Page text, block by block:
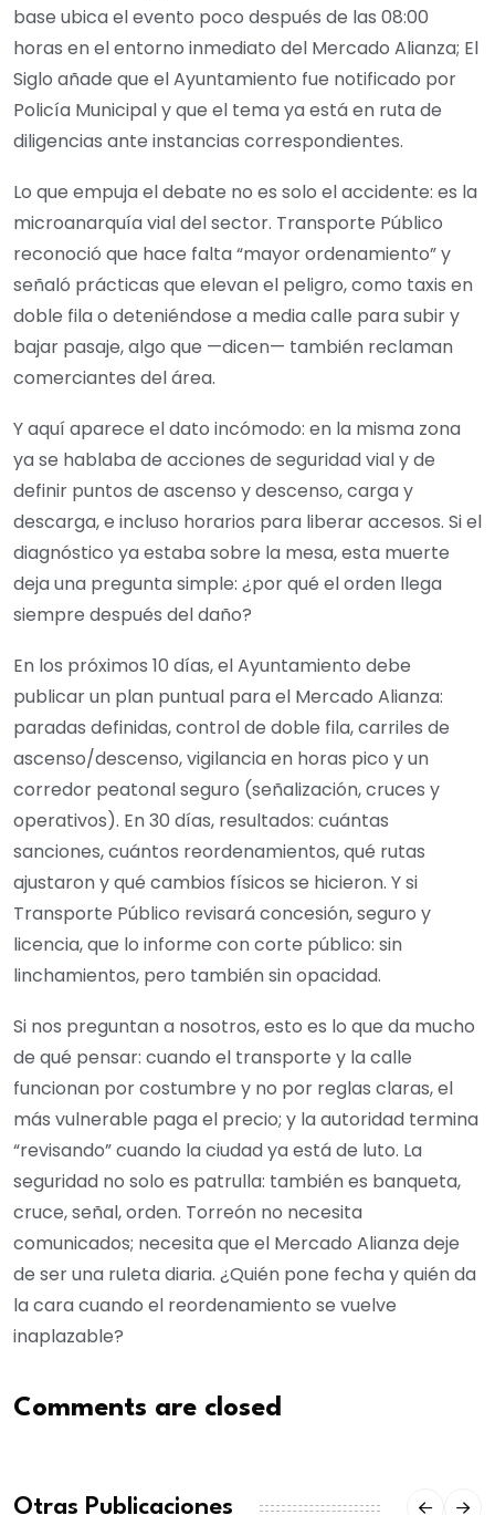
base ubica el evento poco después de las 08:00
horas en el entorno inmediato del Mercado Alianza; El
Siglo añade que el Ayuntamiento fue notificado por
Policía Municipal y que el tema ya está en ruta de
diligencias ante instancias correspondientes.
Lo que empuja el debate no es solo el accidente: es la
microanarquía vial del sector. Transporte Público
reconoció que hace falta “mayor ordenamiento” y
señaló prácticas que elevan el peligro, como taxis en
doble fila o deteniéndose a media calle para subir y
bajar pasaje, algo que —dicen— también reclaman
comerciantes del área.
Y aquí aparece el dato incómodo: en la misma zona
ya se hablaba de acciones de seguridad vial y de
definir puntos de ascenso y descenso, carga y
descarga, e incluso horarios para liberar accesos. Si el
diagnóstico ya estaba sobre la mesa, esta muerte
deja una pregunta simple: ¿por qué el orden llega
siempre después del daño?
En los próximos 10 días, el Ayuntamiento debe
publicar un plan puntual para el Mercado Alianza:
paradas definidas, control de doble fila, carriles de
ascenso/descenso, vigilancia en horas pico y un
corredor peatonal seguro (señalización, cruces y
operativos). En 30 días, resultados: cuántas
sanciones, cuántos reordenamientos, qué rutas
ajustaron y qué cambios físicos se hicieron. Y si
Transporte Público revisará concesión, seguro y
licencia, que lo informe con corte público: sin
linchamientos, pero también sin opacidad.
Si nos preguntan a nosotros, esto es lo que da mucho
de qué pensar: cuando el transporte y la calle
funcionan por costumbre y no por reglas claras, el
más vulnerable paga el precio; y la autoridad termina
“revisando” cuando la ciudad ya está de luto. La
seguridad no solo es patrulla: también es banqueta,
cruce, señal, orden. Torreón no necesita
comunicados; necesita que el Mercado Alianza deje
de ser una ruleta diaria. ¿Quién pone fecha y quién da
la cara cuando el reordenamiento se vuelve
inaplazable?
Comments are closed
Otras Publicaciones